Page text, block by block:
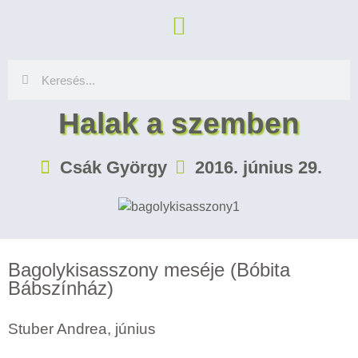
Halak a szemben
Csák György 2016. június 29.
Bagolykisasszony meséje (Bóbita
Bábszínház)
Stuber Andrea, június